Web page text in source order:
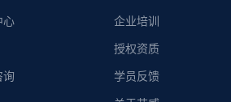
心
询
企业培训
授权资质
学员反馈